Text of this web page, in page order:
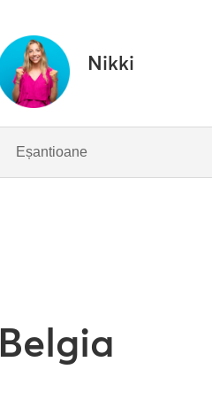
Nikki
Eșantioane
Belgia